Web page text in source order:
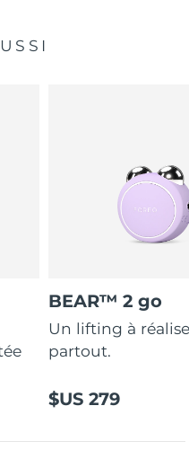
BEAR™ 2 go
Un lifting à
partout.
$US 279